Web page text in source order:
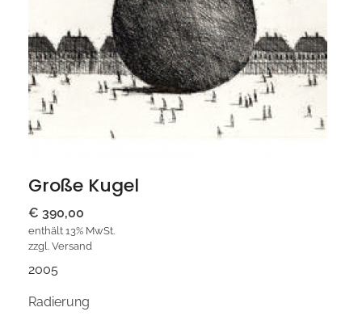
Große Kugel
€ 390,00
enthält 13% MwSt.
zzgl. Versand
2005
Radierung